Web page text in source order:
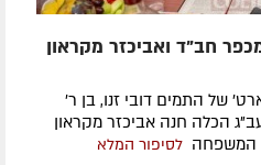
חב"ד ואביכזר מקראון
של התמים דובי זנו, בן ר'
הכלה חנה אביכזר מקראון
המשפחה לסיפור המלא